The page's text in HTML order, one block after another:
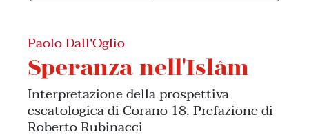
Paolo Dall'Oglio
Speranza nell'Islâm
Interpretazione della prospettiva
escatologica di Corano 18. Prefazione di
Roberto Rubinacci